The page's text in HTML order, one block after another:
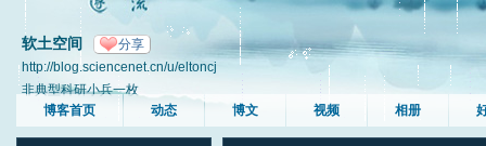
软土空间 分享
http://blog.sciencenet.cn/u/eltoncj
非典型科研小兵一枚
博客首页
动态 博文 视频 相册